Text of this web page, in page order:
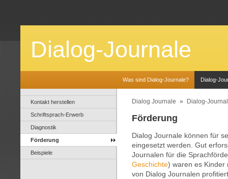
Dialog-Journale
Was sind Dialog-Journale? Dialog-
Kontakt herstellen
Schriftsprach-Erwerb
Diagnostik
Förderung
Beispiele
Dialog Journale » Dialog-
Förderung
Dialog Journale können für
eingesetzt werden. Gut
Journalen für die
Geschichte) waren es Kinder
von Dialog Journalen